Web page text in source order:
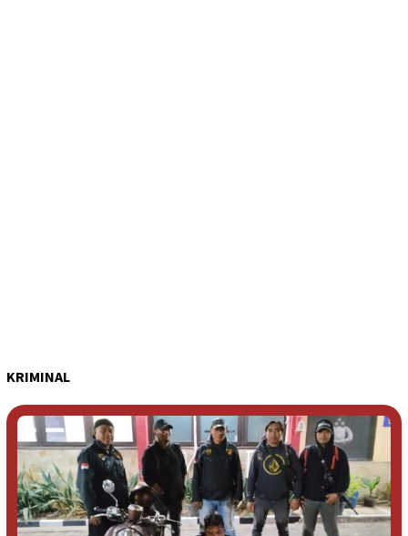
KRIMINAL